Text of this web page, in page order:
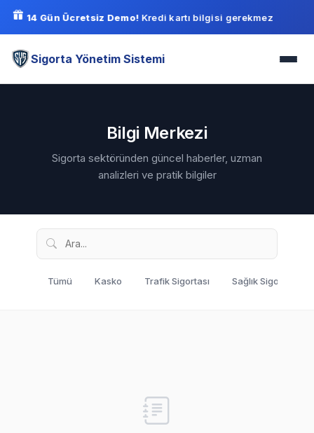
14 Gün Ücretsiz Demo!Kredi kartı bilgisi gerekmez
Sigorta Yönetim Sistemi
Bilgi Merkezi
Sigorta sektöründen güncel haberler, uzman
analizleri ve pratik bilgiler
Tümü Kasko Trafik Sigortası Sağlık Sigortası